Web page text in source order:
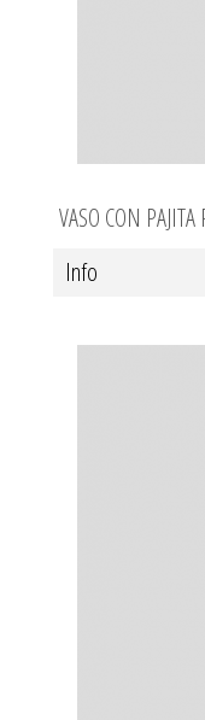
VASO CON
Info